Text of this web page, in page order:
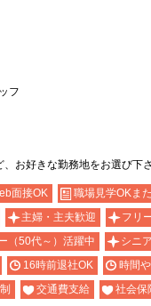
フ
お好きな勤務地をお選び下
面接OK 職場見学OKま
主婦・主夫歓迎 フリ
（50代～）活躍中 シニ
16時前退社OK 時間
交通費支給 社会保